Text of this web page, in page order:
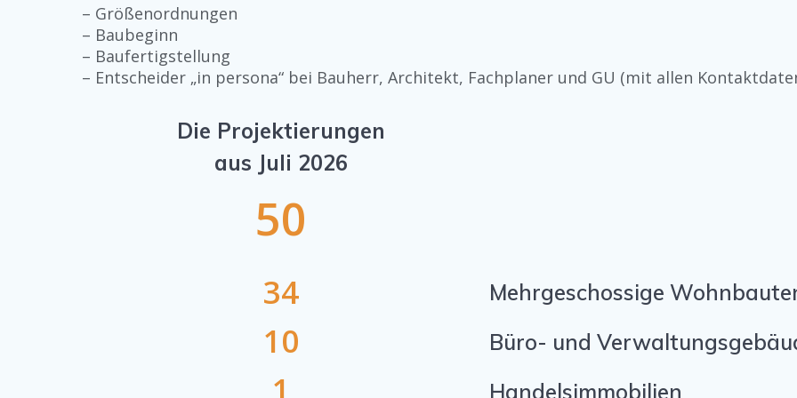
– Größenordnungen
– Baubeginn
– Baufertigstellung
– Entscheider „in persona“ bei Bauherr, Architekt, Fachplaner und GU (mit allen
Die Projektierungen
aus Juli 2026
50
34
10
1
Mehrgeschossige
Büro- und
Handelsimmobilien